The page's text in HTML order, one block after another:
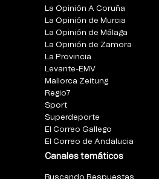
La Opinión A Coruña
La Opinión de Murcia
La Opinión de Málaga
La Opinión de Zamora
La Provincia
Levante-EMV
Mallorca Zeitung
Regio7
Sport
Superdeporte
El Correo Gallego
El Correo de Andalucia
Canales temáticos